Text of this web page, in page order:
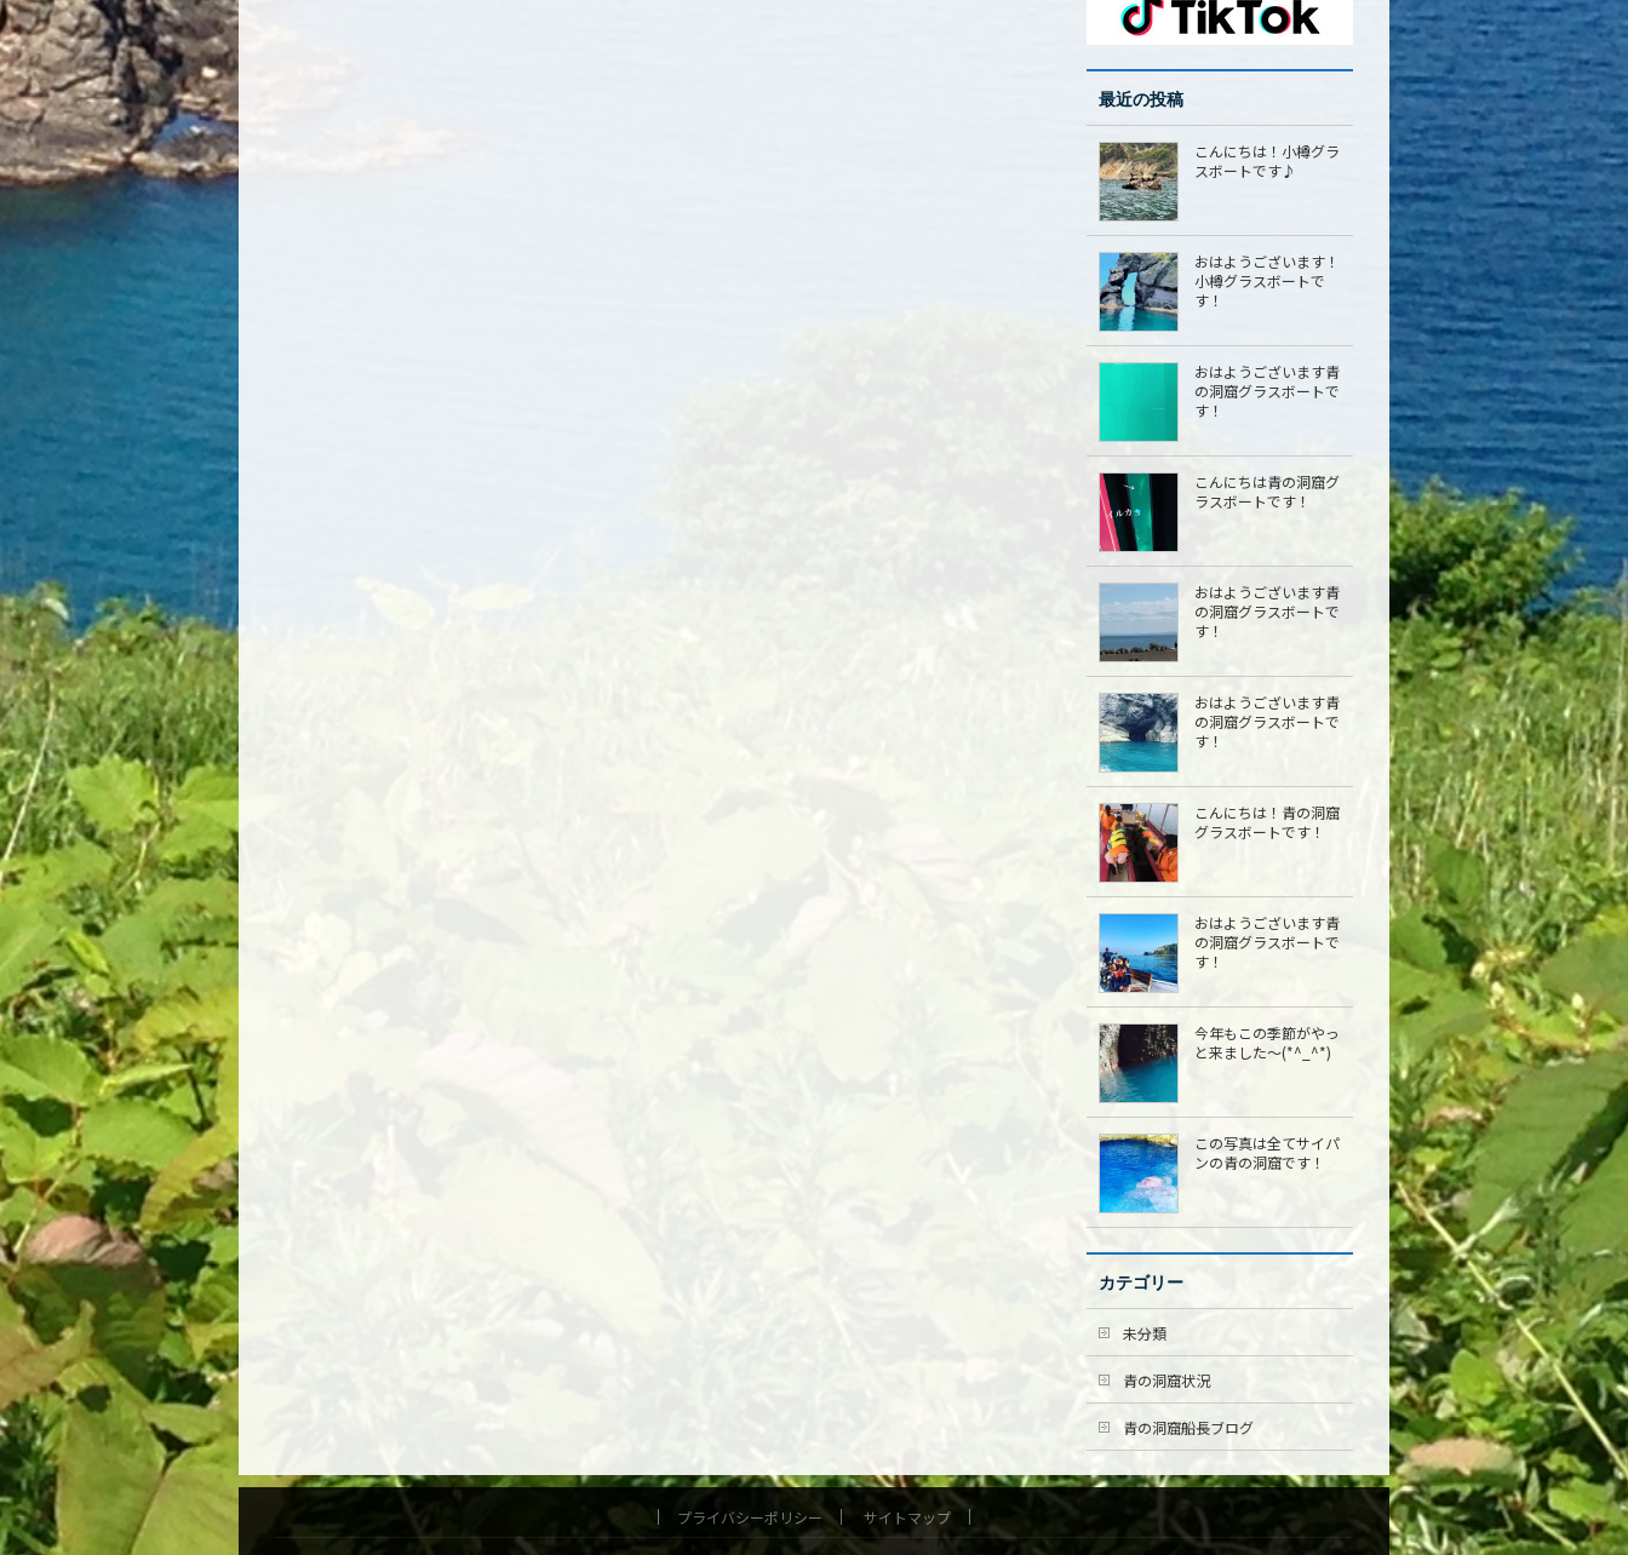
最近の投稿
こんにちは！小樽グラ
スボートです♪
おはようございます！
小樽グラスボートで
す！
おはようございます青
の洞窟グラスボートで
す！
こんにちは青の洞窟グ
ラスボートです！
おはようございます青
の洞窟グラスボートで
す！
おはようございます青
の洞窟グラスボートで
す！
こんにちは︎！青の洞窟
グラスボートです！
おはようございます青
の洞窟グラスボートで
す！
今年もこの季節がやっ
と来ました〜(*^_^*)
この写真は全てサイパ
ンの青の洞窟です！
カテゴリー
未分類
青の洞窟状況
青の洞窟船長ブログ
プライバシーポリシー サイトマップ